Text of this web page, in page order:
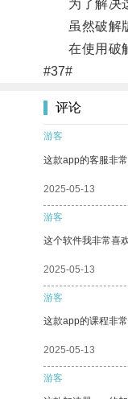
为了解决这
虽然破解版
在使用破解
#37#
评论
游客
这款app的客服非
2025-05-13
游客
这个软件我非常喜
2025-05-13
游客
这款app的课程非
2025-05-13
游客